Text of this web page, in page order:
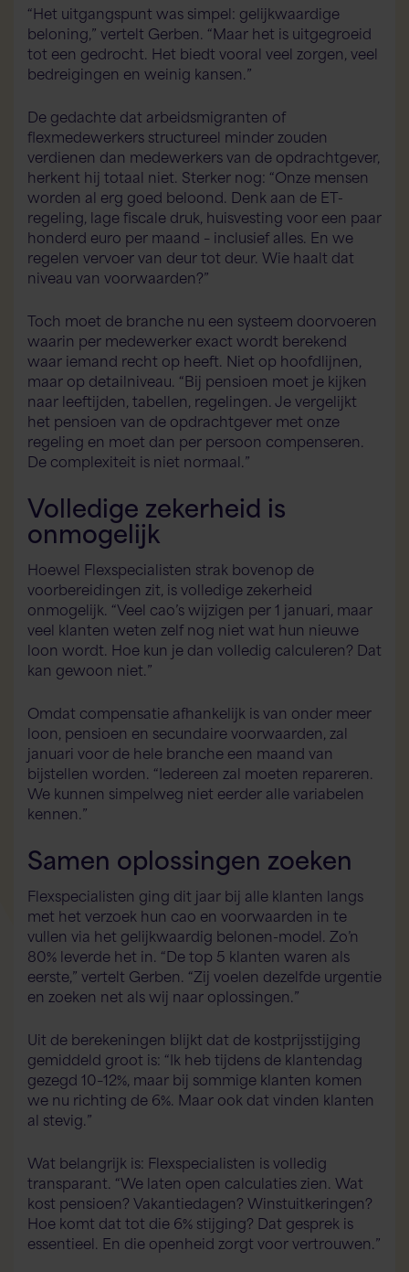
“Het uitgangspunt was simpel: gelijkwaardige
beloning,” vertelt Gerben. “Maar het is uitgegroeid
tot een gedrocht. Het biedt vooral veel zorgen, veel
bedreigingen en weinig kansen.”
De gedachte dat arbeidsmigranten of
flexmedewerkers structureel minder zouden
verdienen dan medewerkers van de opdrachtgever,
herkent hij totaal niet. Sterker nog: “Onze mensen
worden al erg goed beloond. Denk aan de ET-
regeling, lage fiscale druk, huisvesting voor een paar
honderd euro per maand – inclusief alles. En we
regelen vervoer van deur tot deur. Wie haalt dat
niveau van voorwaarden?”
Toch moet de branche nu een systeem doorvoeren
waarin per medewerker exact wordt berekend
waar iemand recht op heeft. Niet op hoofdlijnen,
maar op detailniveau. “Bij pensioen moet je kijken
naar leeftijden, tabellen, regelingen. Je vergelijkt
het pensioen van de opdrachtgever met onze
regeling en moet dan per persoon compenseren.
De complexiteit is niet normaal.”
Volledige zekerheid is
onmogelijk
Hoewel Flexspecialisten strak bovenop de
voorbereidingen zit, is volledige zekerheid
onmogelijk. “Veel cao’s wijzigen per 1 januari, maar
veel klanten weten zelf nog niet wat hun nieuwe
loon wordt. Hoe kun je dan volledig calculeren? Dat
kan gewoon niet.”
Omdat compensatie afhankelijk is van onder meer
loon, pensioen en secundaire voorwaarden, zal
januari voor de hele branche een maand van
bijstellen worden. “Iedereen zal moeten repareren.
We kunnen simpelweg niet eerder alle variabelen
kennen.”
Samen oplossingen zoeken
Flexspecialisten ging dit jaar bij alle klanten langs
met het verzoek hun cao en voorwaarden in te
vullen via het gelijkwaardig belonen-model. Zo’n
80% leverde het in. “De top 5 klanten waren als
eerste,” vertelt Gerben. “Zij voelen dezelfde urgentie
en zoeken net als wij naar oplossingen.”
Uit de berekeningen blijkt dat de kostprijsstijging
gemiddeld groot is: “Ik heb tijdens de klantendag
gezegd 10–12%, maar bij sommige klanten komen
we nu richting de 6%. Maar ook dat vinden klanten
al stevig.”
Wat belangrijk is: Flexspecialisten is volledig
transparant. “We laten open calculaties zien. Wat
kost pensioen? Vakantiedagen? Winstuitkeringen?
Hoe komt dat tot die 6% stijging? Dat gesprek is
essentieel. En die openheid zorgt voor vertrouwen.”
Flexspecialisten Flex AI Assistent
Hallo! Hoe kan ik je vandaag helpen?